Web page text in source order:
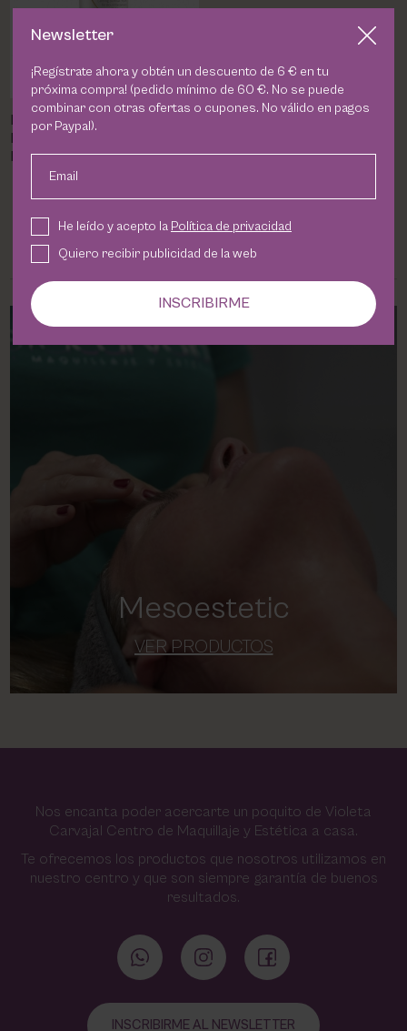
Bálsamo Reparador Sicca
Dermacontrol - PHYRIS |
Hidratación Profunda y
Calmante
Mesoestetic
VER PRODUCTOS
Nos encanta poder acercarte un poquito de Violeta
Carvajal Centro de Maquillaje y Estética a casa.
Te ofrecemos los productos que nosotros utilizamos en
nuestro centro y que son siempre garantía de buenos
resultados.
INSCRIBIRME AL NEWSLETTER
Newsletter
¡Regístrate ahora y obtén un descuento de 6 € en tu
próxima compra! (pedido mínimo de 60 €. No se puede
combinar con otras ofertas o cupones. No válido en pagos
por Paypal).
Email
He leído y acepto la Política de privacidad
Quiero recibir publicidad de la web
INSCRIBIRME